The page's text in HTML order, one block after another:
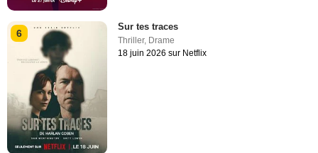
6
Sur tes traces
Thriller, Drame
18 juin 2026 sur Netflix